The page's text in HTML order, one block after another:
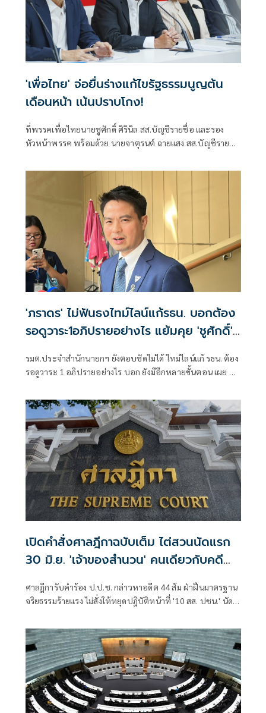
'เพื่อไทย' จ่อยื่นร่างแก้ไขรัฐธรรมนูญต้น
เดือนหน้า เน้นปราบโกง!
ที่พรรคเพื่อไทยนายชูศักดิ์ ศิรินิล สส.บัญชีรายชื่อ และรอง
หัวหน้าพรรค พร้อมด้วย นายจาตุรนต์ ฉายแสง สส.บัญชีรายชื่อ
'ภราดร' ไม่ฟันธงไทม์ไลน์แก้รธน. บอกต้อง
รอดูวาระ1อภิปรายอย่างไร แย้มคุย 'ชูศักดิ์'
รมต.ประจำสำนักนายกฯ ยังตอบชัดไม่ได้ ไทม์ไลน์แก้ รธน. ต้อง
รอดูวาระ 1 อภิปรายอย่างไร บอก ยังมีอีกหลายขั้นตอน เผย คุย
เปิดคำสั่งศาลฎีกาฉบับเต็ม ไต่สวนนัดแรก
30 มิ.ย. 'เจ้าของสำนวน' คนเดียวกับคดี
ศาลฎีการับคำร้อง ป.ป.ช. กล่าวหาอดีต 44 ส้ม ฝ่าฝืนมาตรฐาน
จริยธรรมร้ายแรง ไม่สั่งให้หยุดปฎิบัติหน้าที่ '10 สส. ปชน.' นัด
คดีชั้น 14